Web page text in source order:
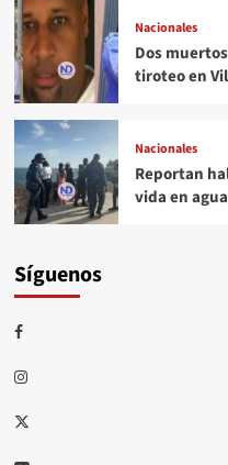
Nacionales
Dos
tiroteo en
Nacionales
Reportan
vida en
Síguenos